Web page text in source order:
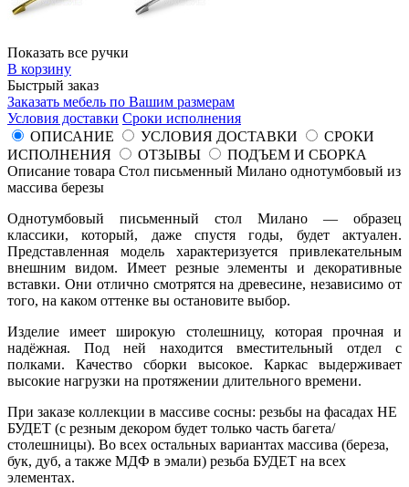
Показать все ручки
В корзину
Быстрый заказ
Заказать мебель по Вашим размерам
Условия доставки Сроки исполнения
ОПИСАНИЕ
УСЛОВИЯ ДОСТАВКИ
СРОКИ
ИСПОЛНЕНИЯ
ОТЗЫВЫ
ПОДЪЕМ И СБОРКА
Описание товара Стол письменный Милано однотумбовый из
массива березы
Однотумбовый письменный стол Милано — образец
классики, который, даже спустя годы, будет актуален.
Представленная модель характеризуется привлекательным
внешним видом. Имеет резные элементы и декоративные
вставки. Они отлично смотрятся на древесине, независимо от
того, на каком оттенке вы остановите выбор.
Изделие имеет широкую столешницу, которая прочная и
надёжная. Под ней находится вместительный отдел с
полками. Качество сборки высокое. Каркас выдерживает
высокие нагрузки на протяжении длительного времени.
При заказе коллекции в массиве сосны: резьбы на фасадах НЕ
БУДЕТ (с резным декором будет только часть багета/
столешницы). Во всех остальных вариантах массива (береза,
бук, дуб, а также МДФ в эмали) резьба БУДЕТ на всех
элементах.